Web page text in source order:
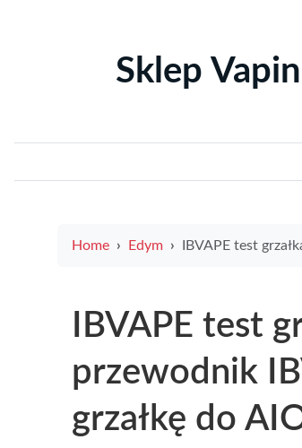
Sklep
Home Edym IBVAPE test grzałka do aio oraz praktyczny
IBVAPE test
przewodnik
grzałkę do